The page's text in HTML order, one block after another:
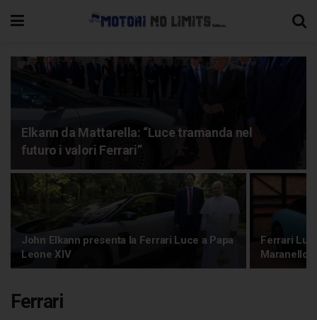
Elkann da Mattarella: “Luce tramanda nel
futuro i valori Ferrari”
John Elkann presenta la Ferrari Luce a Papa
Leone XIV
Ferrari
Maranello
Ferrari